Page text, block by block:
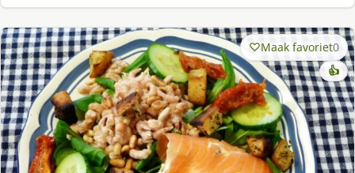
Maak favoriet0
👍